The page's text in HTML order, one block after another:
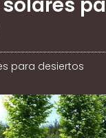
para desiertos